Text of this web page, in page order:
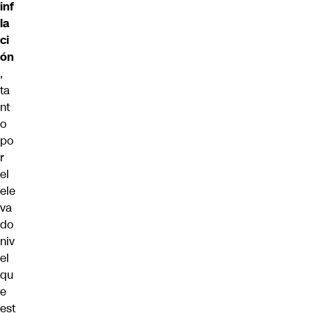
inf
la
ci
ón
,
ta
nt
o
po
r
el
ele
va
do
niv
el
qu
e
est